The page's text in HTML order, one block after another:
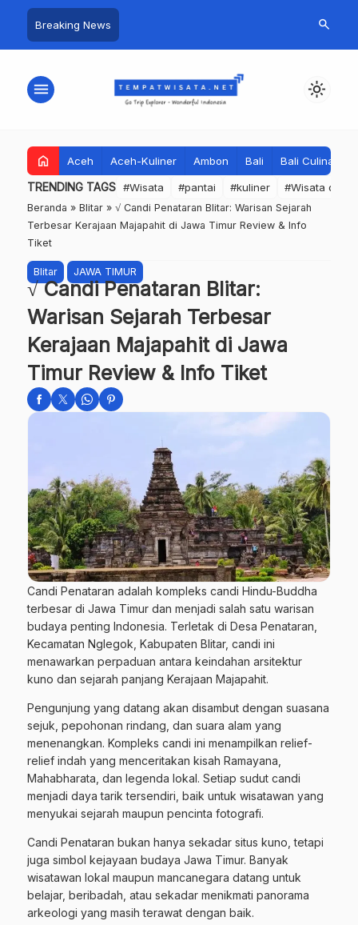
Breaking News search
menu light_mode
home Aceh Aceh-Kuliner Ambon Bali Bali Culinary
TRENDING TAGS #Wisata #pantai #kuliner #Wisata dan
Beranda » Blitar » √ Candi Penataran Blitar: Warisan Sejarah
Terbesar Kerajaan Majapahit di Jawa Timur Review & Info
Tiket
Blitar JAWA TIMUR
√ Candi Penataran Blitar:
Warisan Sejarah Terbesar
Kerajaan Majapahit di Jawa
Timur Review & Info Tiket
Candi Penataran adalah kompleks candi Hindu-Buddha
terbesar di Jawa Timur dan menjadi salah satu warisan
budaya penting Indonesia. Terletak di Desa Penataran,
Kecamatan Nglegok, Kabupaten Blitar, candi ini
menawarkan perpaduan antara keindahan arsitektur
kuno dan sejarah panjang Kerajaan Majapahit.
Pengunjung yang datang akan disambut dengan suasana
sejuk, pepohonan rindang, dan suara alam yang
menenangkan. Kompleks candi ini menampilkan relief-
relief indah yang menceritakan kisah Ramayana,
Mahabharata, dan legenda lokal. Setiap sudut candi
menjadi daya tarik tersendiri, baik untuk wisatawan yang
menyukai sejarah maupun pencinta fotografi.
Candi Penataran bukan hanya sekadar situs kuno, tetapi
juga simbol kejayaan budaya Jawa Timur. Banyak
wisatawan lokal maupun mancanegara datang untuk
belajar, beribadah, atau sekadar menikmati panorama
arkeologi yang masih terawat dengan baik.